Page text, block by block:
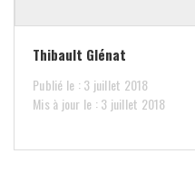
Thibault Glénat
Publié le : 3 juillet 2018
Mis à jour le : 3 juillet 2018